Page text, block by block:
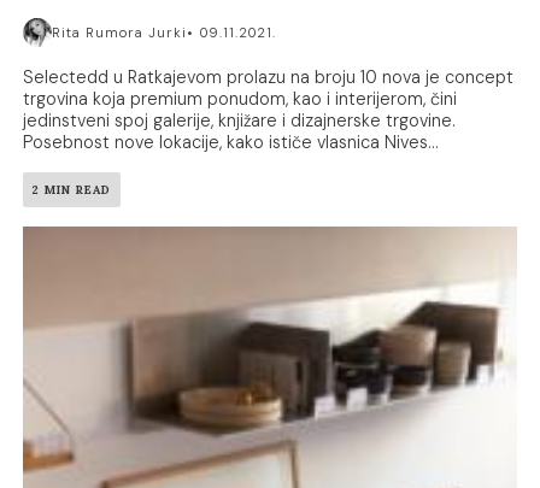
Rita Rumora Jurki 09.11.2021.
Selectedd u Ratkajevom prolazu na broju 10 nova je concept
trgovina koja premium ponudom, kao i interijerom, čini
jedinstveni spoj galerije, knjižare i dizajnerske trgovine.
Posebnost nove lokacije, kako ističe vlasnica Nives...
2 MIN READ